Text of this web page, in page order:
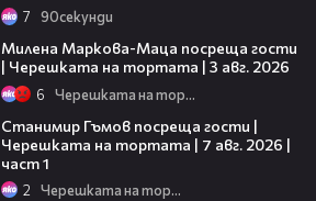
7 90секунди
Милена Маркова-Маца посреща гости
| Черешката на тортата | 3 авг. 2026
6 Черешката на тортата
Станимир Гъмов посреща гости |
Черешката на тортата | 7 авг. 2026 |
част 1
2 Черешката на тортата